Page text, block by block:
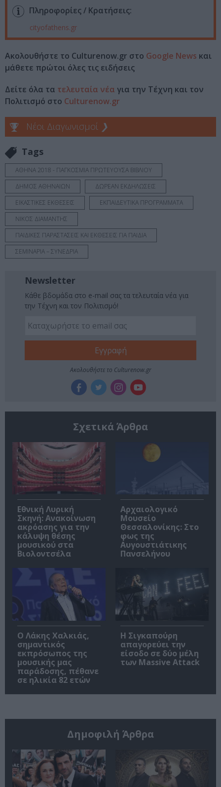
Πληροφορίες / Κρατήσεις:
cityofathens.gr
Ακολουθήστε το Culturenow.gr στο Google News και
μάθετε πρώτοι όλες τις ειδήσεις
Δείτε όλα τα τελευταία νέα για την Τέχνη και τον
Πολιτισμό στο Culturenow.gr
Νέοι Διαγωνισμοί ❯
Tags
ΑΘΗΝΑ 2018 - ΠΑΓΚΟΣΜΙΑ ΠΡΩΤΕΥΟΥΣΑ ΒΙΒΛΙΟΥ
ΔΗΜΟΣ ΑΘΗΝΑΙΩΝ
ΔΩΡΕΑΝ ΕΚΔΗΛΩΣΕΙΣ
ΕΙΚΑΣΤΙΚΕΣ ΕΚΘΕΣΕΙΣ
ΕΚΠΑΙΔΕΥΤΙΚΑ ΠΡΟΓΡΑΜΜΑΤΑ
ΝΙΚΟΣ ΔΙΑΜΑΝΤΗΣ
ΠΑΙΔΙΚΕΣ ΠΑΡΑΣΤΑΣΕΙΣ ΚΑΙ ΕΚΘΕΣΕΙΣ ΓΙΑ ΠΑΙΔΙΑ
ΣΕΜΙΝΑΡΙΑ – ΣΥΝΕΔΡΙΑ
Newsletter
Κάθε βδομάδα στο e-mail σας τα τελευταία νέα για
την Τέχνη και τον Πολιτισμό!
Ακολουθήστε το Culturenow.gr
Σχετικά Άρθρα
Εθνική Λυρική
Σκηνή: Ανακοίνωση
ακρόασης για την
κάλυψη θέσης
μουσικού στα
Βιολοντσέλα
Αρχαιολογικό
Μουσείο
Θεσσαλονίκης: Στο
φως της
Αυγουστιάτικης
Πανσελήνου
Ο Λάκης Χαλκιάς,
σημαντικός
εκπρόσωπος της
μουσικής μας
παράδοσης, πέθανε
σε ηλικία 82 ετών
Η Σιγκαπούρη
απαγορεύει την
είσοδο σε δύο μέλη
των Massive Attack
Δημοφιλή Άρθρα